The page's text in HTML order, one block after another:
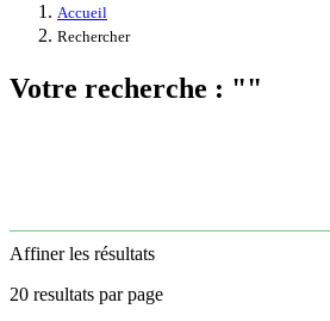
Accueil
Rechercher
Votre recherche : ""
Affiner les résultats
20 resultats par page